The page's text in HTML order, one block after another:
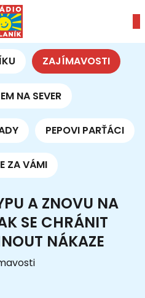
ZAJÍMAVOSTI
NA SEVER
PEPOVI PARŤÁCI
ZA VÁMI
A ZNOVU NA
SE CHRÁNIT
NÁKAZE